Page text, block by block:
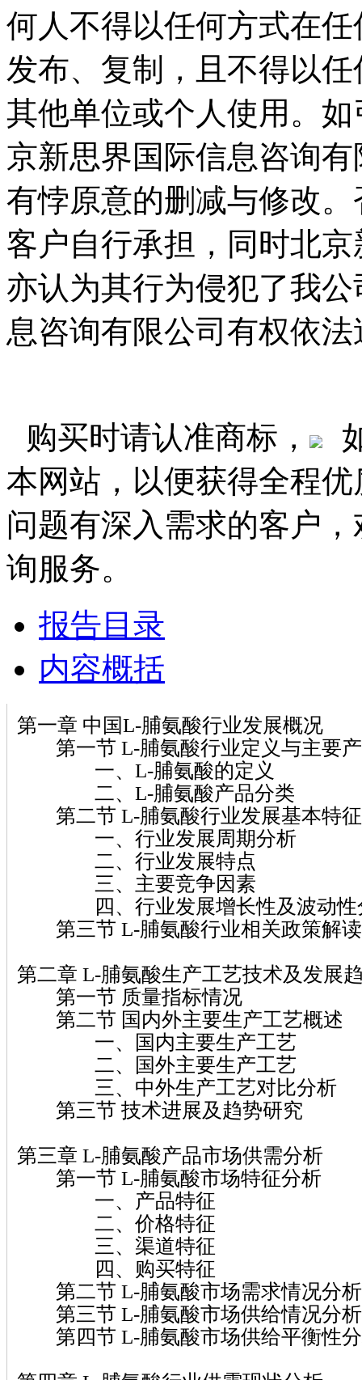
何人不得以任何方式在
发布、复制，且不得以
其他单位或个人使用。
京新思界国际信息咨询
有悖原意的删减与修改
客户自行承担，同时北
亦认为其行为侵犯了我
息咨询有限公司有权依
购买时请认准商标，
本网站，以便获得全程
问题有深入需求的客户
询服务。
报告目录
内容概括
第一章 中国L-脯氨酸行业发展概况
第一节 L-脯氨酸行业定义与主要
一、L-脯氨酸的定义
二、L-脯氨酸产品分类
第二节 L-脯氨酸行业发展基本特
一、行业发展周期分析
二、行业发展特点
三、主要竞争因素
四、行业发展增长性及波动性
第三节 L-脯氨酸行业相关政策解读
第二章 L-脯氨酸生产工艺技术及发展
第一节 质量指标情况
第二节 国内外主要生产工艺概述
一、国内主要生产工艺
二、国外主要生产工艺
三、中外生产工艺对比分析
第三节 技术进展及趋势研究
第三章 L-脯氨酸产品市场供需分析
第一节 L-脯氨酸市场特征分析
一、产品特征
二、价格特征
三、渠道特征
四、购买特征
第二节 L-脯氨酸市场需求情况分析
第三节 L-脯氨酸市场供给情况分析
第四节 L-脯氨酸市场供给平衡性